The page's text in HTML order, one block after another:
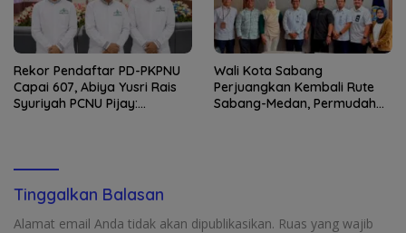
Rekor Pendaftar PD-PKPNU
Capai 607, Abiya Yusri Rais
Syuriyah PCNU Pijay:
Wali Kota Sabang
Perjuangkan Kembali Rute
Sabang-Medan, Permudah
Tinggalkan Balasan
Alamat email Anda tidak akan dipublikasikan. Ruas yang wajib